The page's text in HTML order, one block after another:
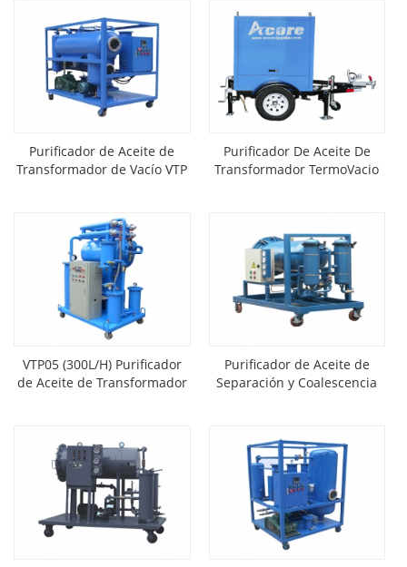
Transformadores
Purificador de Aceite de
Transformador de Vacío VTP
Purificador De Aceite De
Transformador TermoVacio
VTP05 (300L/H) Purificador
de Aceite de Transformador
Purificador de Aceite de
Separación y Coalescencia